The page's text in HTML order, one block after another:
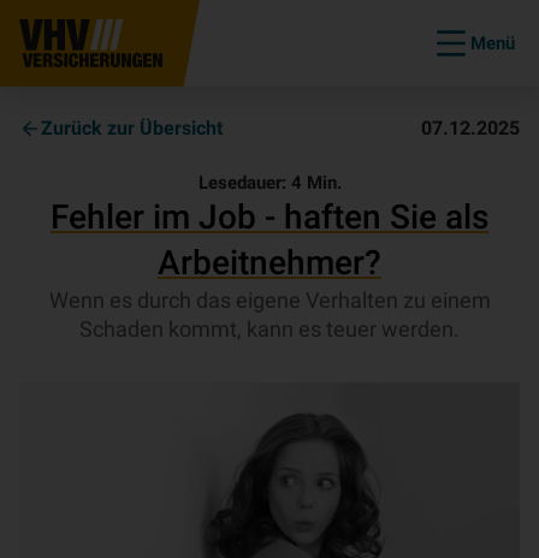
Menü
Zurück zur Übersicht 07.12.2025
Lesedauer: 4 Min.
Fehler im Job - haften Sie als
Arbeitnehmer?
Wenn es durch das eigene Verhalten zu einem
Schaden kommt, kann es teuer werden.